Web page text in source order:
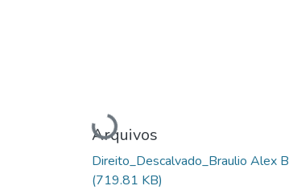
Carregando...
Arquivos
Direito_Descalvado_Braulio Alex
(719.81 KB)